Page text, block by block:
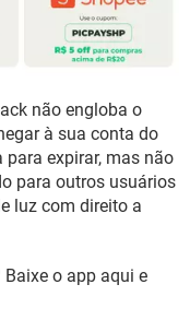
não engloba o
à sua conta do
para expirar, mas não
para outros usuários
luz com direito a
o app aqui e